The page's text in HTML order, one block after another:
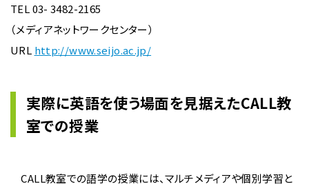
TEL 03- 3482-2165
（メディアネットワークセンター）
URL http://www.seijo.ac.jp/
実際に英語を使う場面を見据えたCALL教
室での授業
CALL教室での語学の授業には、マルチメディアや個別学習と